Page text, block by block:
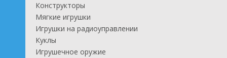
Конструкторы
Мягкие игрушки
Игрушки на радиоуправлении
Куклы
Игрушечное оружие